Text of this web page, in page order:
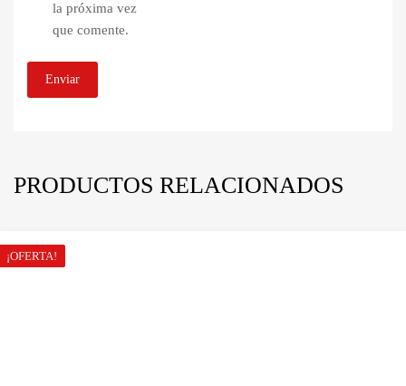
la próxima vez
que comente.
PRODUCTOS RELACIONADOS
¡OFERTA!